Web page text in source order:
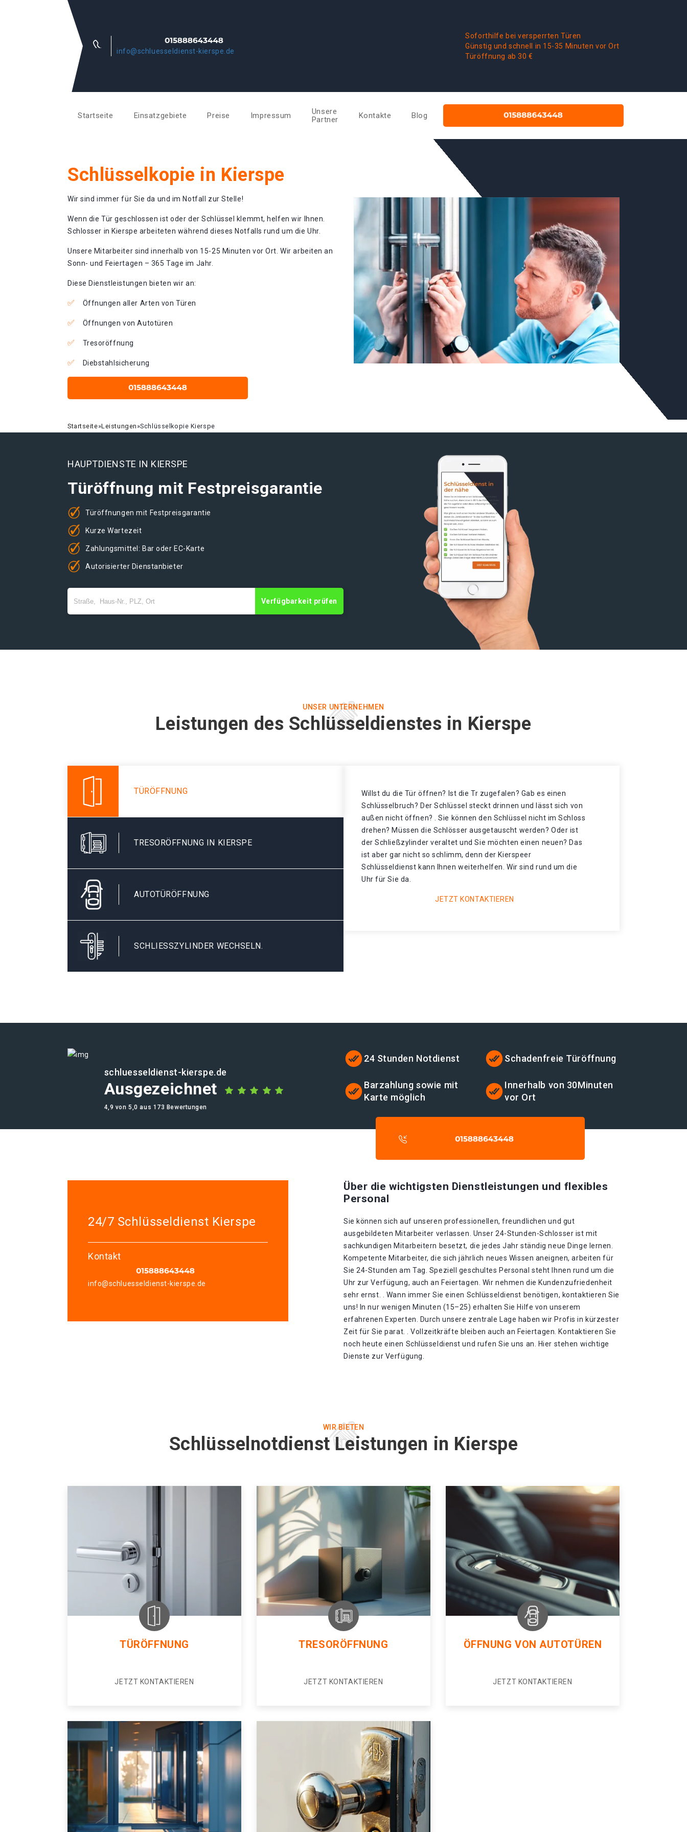
info@schluesseldienst-kierspe.de
Soforthilfe bei versperrten Türen
Günstig und schnell in 15-35 Minuten vor Ort
Türöffnung ab 30 €
Startseite Einsatzgebiete Preise Impressum
Unsere
Partner
Kontakte Blog
Schlüsselkopie in Kierspe
Wir sind immer für Sie da und im Notfall zur Stelle!
Wenn die Tür geschlossen ist oder der Schlüssel klemmt, helfen wir Ihnen.
Schlosser in Kierspe arbeiteten während dieses Notfalls rund um die Uhr.
Unsere Mitarbeiter sind innerhalb von 15-25 Minuten vor Ort. Wir arbeiten an
Sonn- und Feiertagen – 365 Tage im Jahr.
Diese Dienstleistungen bieten wir an:
Öffnungen aller Arten von Türen
Öffnungen von Autotüren
Tresoröffnung
Diebstahlsicherung
Startseite»Leistungen»Schlüsselkopie Kierspe
HAUPTDIENSTE IN KIERSPE
Türöffnung mit Festpreisgarantie
Türöffnungen mit Festpreisgarantie
Kurze Wartezeit
Zahlungsmittel: Bar oder EC-Karte
Autorisierter Dienstanbieter
Verfügbarkeit prüfen
UNSER UNTERNEHMEN
Leistungen des Schlüsseldienstes in Kierspe
TÜRÖFFNUNG
TRESORÖFFNUNG IN KIERSPE
AUTOTÜRÖFFNUNG
SCHLIESSZYLINDER WECHSELN.
Willst du die Tür öffnen? Ist die Tr zugefalen? Gab es einen
Schlüsselbruch? Der Schlüssel steckt drinnen und lässt sich von
außen nicht öffnen? . Sie können den Schlüssel nicht im Schloss
drehen? Müssen die Schlösser ausgetauscht werden? Oder ist
der Schließzylinder veraltet und Sie möchten einen neuen? Das
ist aber gar nicht so schlimm, denn der Kierspeer
Schlüsseldienst kann Ihnen weiterhelfen. Wir sind rund um die
Uhr für Sie da.
JETZT KONTAKTIEREN
schluesseldienst-kierspe.de
Ausgezeichnet
4,9 von 5,0 aus 173 Bewertungen
24 Stunden Notdienst Schadenfreie Türöffnung
Barzahlung sowie mit
Karte möglich
Innerhalb von 30Minuten
vor Ort
24/7 Schlüsseldienst Kierspe
Kontakt
info@schluesseldienst-kierspe.de
Über die wichtigsten Dienstleistungen und flexibles
Personal
Sie können sich auf unseren professionellen, freundlichen und gut
ausgebildeten Mitarbeiter verlassen. Unser 24-Stunden-Schlosser ist mit
sachkundigen Mitarbeitern besetzt, die jedes Jahr ständig neue Dinge lernen.
Kompetente Mitarbeiter, die sich jährlich neues Wissen aneignen, arbeiten für
Sie 24-Stunden am Tag. Speziell geschultes Personal steht Ihnen rund um die
Uhr zur Verfügung, auch an Feiertagen. Wir nehmen die Kundenzufriedenheit
sehr ernst. . Wann immer Sie einen Schlüsseldienst benötigen, kontaktieren Sie
uns! In nur wenigen Minuten (15–25) erhalten Sie Hilfe von unserem
erfahrenen Experten. Durch unsere zentrale Lage haben wir Profis in kürzester
Zeit für Sie parat. . Vollzeitkräfte bleiben auch an Feiertagen. Kontaktieren Sie
noch heute einen Schlüsseldienst und rufen Sie uns an. Hier stehen wichtige
Dienste zur Verfügung.
WIR BIETEN
Schlüsselnotdienst Leistungen in Kierspe
TÜRÖFFNUNG
JETZT KONTAKTIEREN
TRESORÖFFNUNG
JETZT KONTAKTIEREN
ÖFFNUNG VON AUTOTÜREN
JETZT KONTAKTIEREN